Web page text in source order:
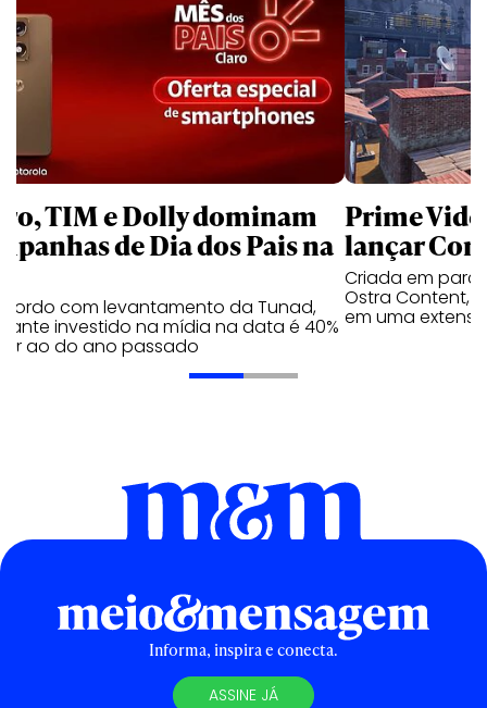
TIM e Dolly dominam
de Dia dos Pais na
com levantamento da Tunad,
investido na mídia na data é 40%
ao do ano passado
Prime
lançar
Criada em
Ostra Content,
em uma
Informa, inspira e conecta.
ASSINE JÁ